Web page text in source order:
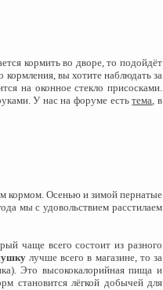
кормить во дворе, то подойдёт
вы хотите наблюдать за
на оконное стекло присосками.
У нас на форуме естьтема , в
кормом. Осенью и зимой пернатые
мы с удовольствием расстилаем
чаще всего состоит из разного
лучше всего в магазине, то за
Это высококалорийная пища и
становится лёгкой добычей для